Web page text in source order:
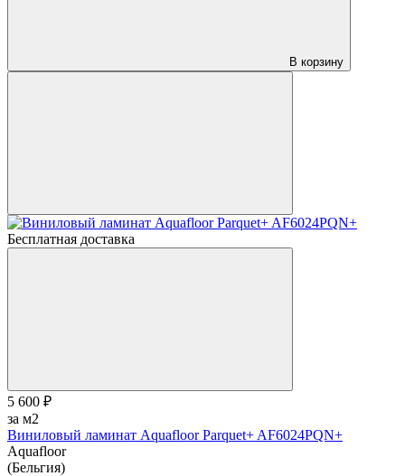
В корзину
Бесплатная доставка
5 600 ₽
за м2
Виниловый ламинат Aquafloor Parquet+ AF6024PQN+
Aquafloor
(Бельгия)